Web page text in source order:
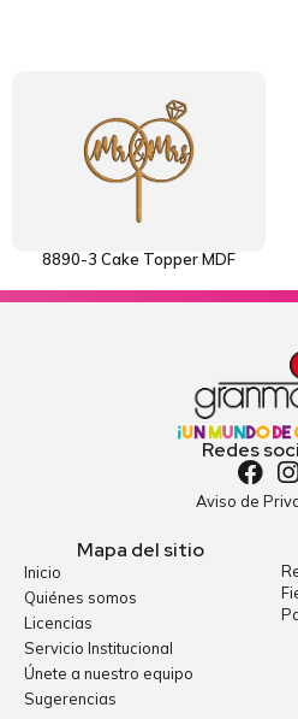
8890-3 Cake Topper MDF
Redes
Aviso de
Mapa del sitio
Inicio
Quiénes somos
Licencias
Servicio Institucional
Únete a nuestro equipo
Sugerencias